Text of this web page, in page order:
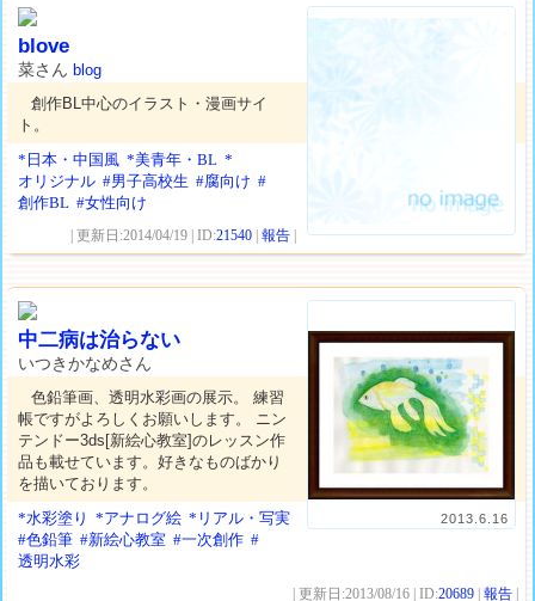
blove
菜さんblog
創作BL中心のイラスト・漫画サイ
ト。
*日本・中国風 *美青年・BL *
オリジナル #男子高校生 #腐向け #
創作BL #女性向け
| 更新日:2014/04/19 | ID:21540 |報告
2013.6.16
中二病は治らない
いつきかなめさん
色鉛筆画、透明水彩画の展示。 練習
帳ですがよろしくお願いします。 ニン
テンドー3ds[新絵心教室]のレッスン作
品も載せています。好きなものばかり
を描いております。
*水彩塗り
*アナログ絵 *リアル・写実
#色鉛筆 #新絵心教室 #一次創作 #
透明水彩
| 更新日:2013/08/16 | ID:20689 |報告